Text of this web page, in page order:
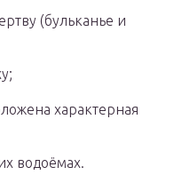
(бульканье и
характерная
водоёмах.